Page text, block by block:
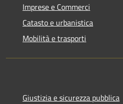
Imprese e Commerci
Catasto e urbanistica
Mobilità e trasporti
Giustizia e sicurezza pubblica